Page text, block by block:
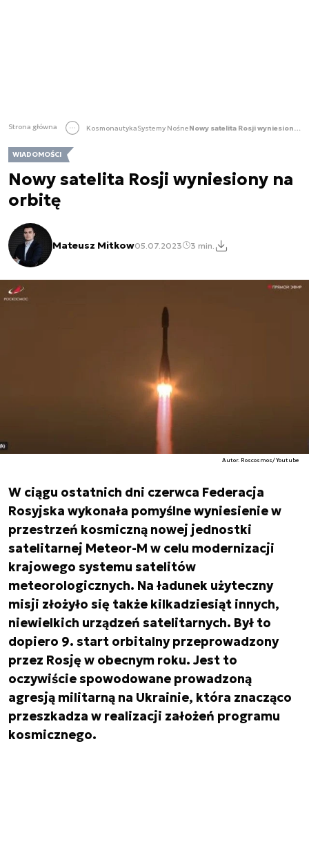
Strona główna KosmonautykaSystemy Nośne Nowy satelita Rosji wyniesiony na orbitę
WIADOMOŚCI
Nowy satelita Rosji wyniesiony na
orbitę
Mateusz Mitkow05.07.2023 3 min.
Autor. Roscosmos/Youtube
W ciągu ostatnich dni czerwca Federacja
Rosyjska wykonała pomyślne wyniesienie w
przestrzeń kosmiczną nowej jednostki
satelitarnej Meteor-M w celu modernizacji
krajowego systemu satelitów
meteorologicznych. Na ładunek użyteczny
misji złożyło się także kilkadziesiąt innych,
niewielkich urządzeń satelitarnych. Był to
dopiero 9. start orbitalny przeprowadzony
przez Rosję w obecnym roku. Jest to
oczywiście spowodowane prowadzoną
agresją militarną na Ukrainie, która znacząco
przeszkadza w realizacji założeń programu
kosmicznego.